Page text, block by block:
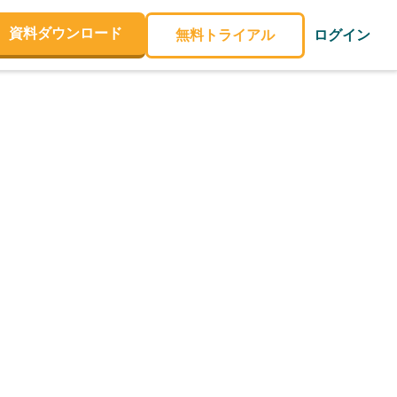
資料ダウンロード 無料トライアル ログイン